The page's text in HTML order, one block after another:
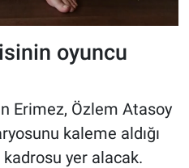
oyuncu
Erimez, Özlem Atasoy
kaleme aldığı
yer alacak.